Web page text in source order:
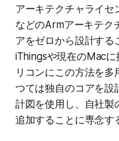
アーキテクチャライ
などのArmアーキテク
アをゼロから設計する
iThingsや現在のMac
リコンにこの方法を
つては独自のコアを設
計図を使用し、自社製
追加することに専念す